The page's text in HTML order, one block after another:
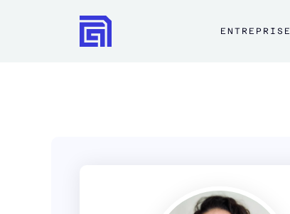
ENTREPRISE